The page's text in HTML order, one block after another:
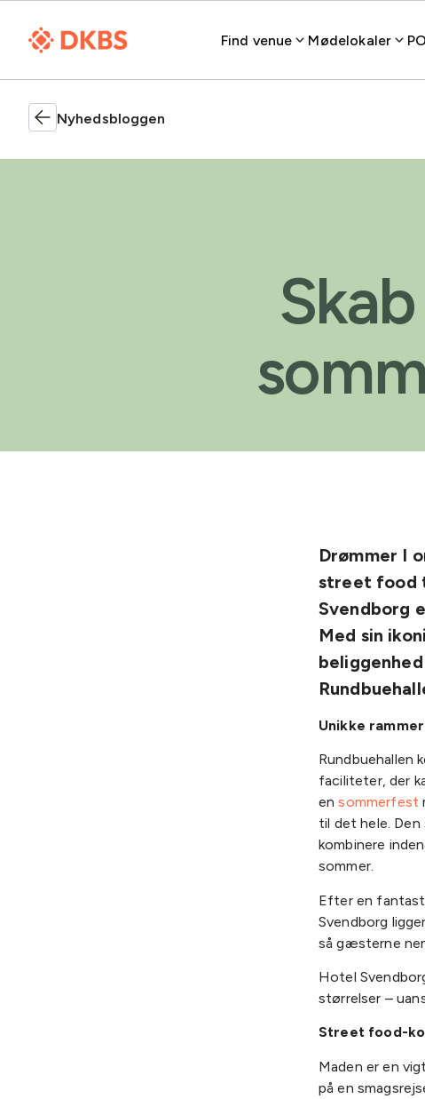
Find venue Mødelokaler
Nyhedsbloggen
Drømmer I
street food
Svendborg
Med sin
Unikke
Rundbuehallen
faciliteter, der
ensommerfest
til det hele.
kombinere
sommer.
Efter en
Svendborg
så gæsterne
Hotel
størrelser –
Street food-
Maden er en
på en